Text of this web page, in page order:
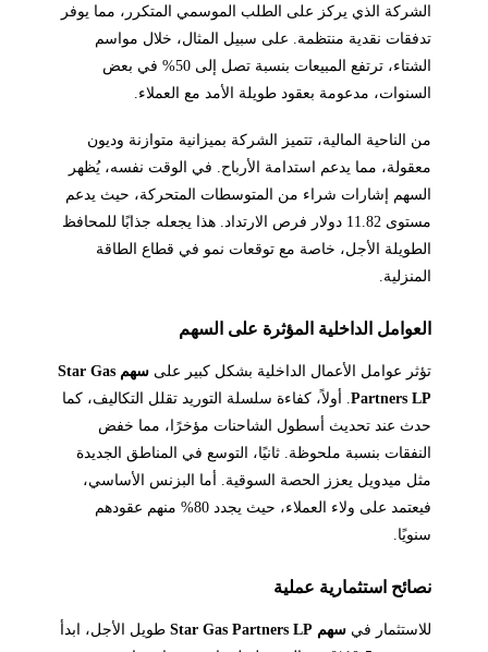
الشركة الذي يركز على الطلب الموسمي المتكرر، مما يوفر
تدفقات نقدية منتظمة. على سبيل المثال، خلال مواسم
الشتاء، ترتفع المبيعات بنسبة تصل إلى 50% في بعض
السنوات، مدعومة بعقود طويلة الأمد مع العملاء.
من الناحية المالية، تتميز الشركة بميزانية متوازنة وديون
معقولة، مما يدعم استدامة الأرباح. في الوقت نفسه، يُظهر
السهم إشارات شراء من المتوسطات المتحركة، حيث يدعم
مستوى 11.82 دولار فرص الارتداد. هذا يجعله جذابًا للمحافظ
الطويلة الأجل، خاصة مع توقعات نمو في قطاع الطاقة
المنزلية.
العوامل الداخلية المؤثرة على السهم
تؤثر عوامل الأعمال الداخلية بشكل كبير على
سهم Star Gas
Partners LP. أولاً، كفاءة سلسلة التوريد تقلل التكاليف، كما
حدث عند تحديث أسطول الشاحنات مؤخرًا، مما خفض
النفقات بنسبة ملحوظة. ثانيًا، التوسع في المناطق الجديدة
مثل ميدويل يعزز الحصة السوقية. أما البزنس الأساسي،
فيعتمد على ولاء العملاء، حيث يجدد 80% منهم عقودهم
سنويًا.
نصائح استثمارية عملية
للاستثمار في سهم Star Gas Partners LP
طويل الأجل، ابدأ